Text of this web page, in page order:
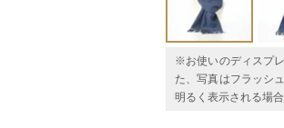
※お使いのディスプ
た、写真はフラッシ
明るく表示される場合